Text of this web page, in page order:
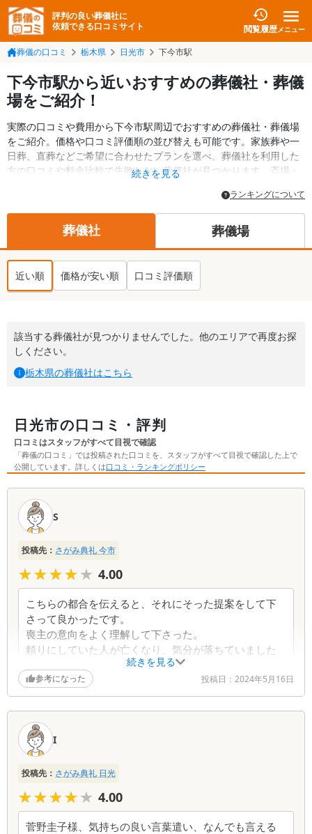
評判の良い葬儀社に
依頼できる口コミサイト
閲覧履歴メニュー
葬儀の口コミ 栃木県 日光市 下今市駅
下今市駅から近いおすすめの葬儀社・葬儀
場をご紹介！
実際の口コミや費用から下今市駅周辺でおすすめの葬儀社・葬儀場
をご紹介。価格や口コミ評価順の並び替えも可能です。家族葬や一
日葬、直葬などご希望に合わせたプランを選べ、葬儀社を利用した
方の口コミや料金比較で失敗しない葬儀社が見つかります。斎場・
報も掲載しています。24時間の相談受付で深夜・早朝でも対応可能
です。
続きを見る
ランキングについて
葬儀社 葬儀場
近い順 価格が安い順 口コミ評価順
該当する葬儀社が見つかりませんでした。他のエリアで再度お探
しください。
栃木県の葬儀社はこちら
日光市の口コミ・評判
口コミはスタッフがすべて目視で確認
「葬儀の口コミ」では投稿された口コミを、スタッフがすべて目視で確認した上で
公開しています。詳しくは口コミ・ランキングポリシー
続きを見る
S
投稿先： さがみ典礼 今市
★★★★★
★★★★★ 4.00
こちらの都合を伝えると、それにそった提案をして下
さって良かったです。
喪主の意向をよく理解して下さった。
頼りにしていた人が亡くなり、気分が落ちていました
が、そのことを伝えると、とてもよく心情を理解して
下さって、喪主を助けて下さった方がいました。あり
がとうございました。
トイレがきれいでした。
白一色でなかったので、その方が安心できました。
こちらの希望を受けた提案をして下さった。感謝して
おります。
参考になった 投稿日： 2024年5月16日
I
投稿先： さがみ典礼 日光
★★★★★
★★★★★ 4.00
菅野圭子様、気持ちの良い言葉遣い、なんでも言える